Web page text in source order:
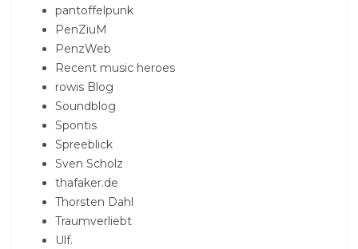
pantoffelpunk
PenZiuM
PenzWeb
Recent music heroes
rowis Blog
Soundblog
Spontis
Spreeblick
Sven Scholz
thafaker.de
Thorsten Dahl
Traumverliebt
Ulf.